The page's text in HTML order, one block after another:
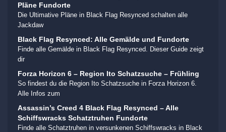
Pläne Fundorte
Die Ultimative Pläne in Black Flag Resynced schalten alle
Jackdaw
Black Flag Resynced: Alle Gemälde und Fundorte
Finde alle Gemälde in Black Flag Resynced. Dieser Guide zeigt
dir
Forza Horizon 6 – Region Ito Schatzsuche – Frühling
So findest du die Region Ito Schatzsuche in Forza Horizon 6.
Alle Infos zum
Assassin’s Creed 4 Black Flag Resynced – Alle
Schiffswracks Schatztruhen Fundorte
Finde alle Schatztruhen in versunkenen Schiffswracks in Black